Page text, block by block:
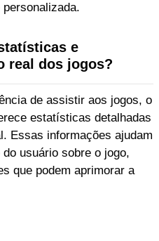
e
real dos jogos?
de assistir aos jogos, o
estatísticas detalhadas
Essas informações ajudam
usuário sobre o jogo,
que podem aprimorar a